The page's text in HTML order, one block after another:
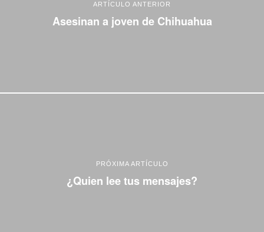
ARTÍCULO ANTERIOR
Asesinan a joven de Chihuahua
PRÓXIMA ARTÍCULO
¿Quien lee tus mensajes?